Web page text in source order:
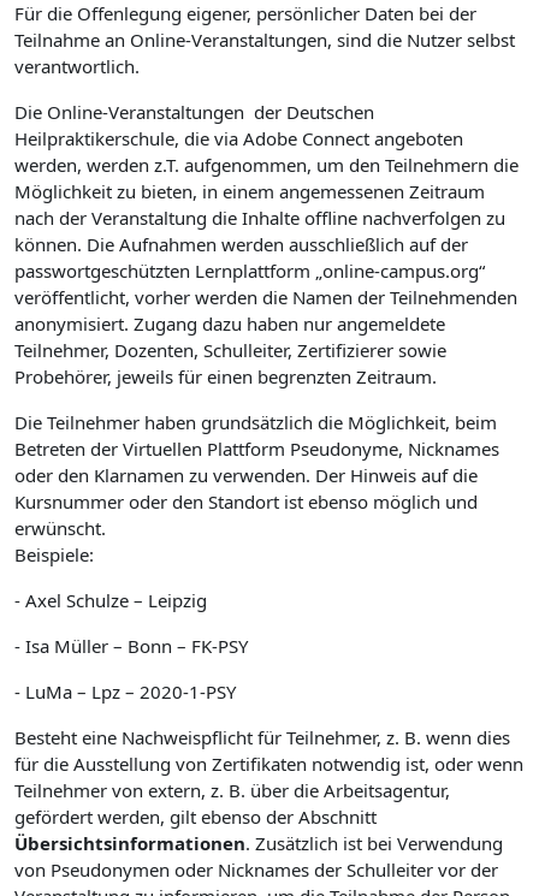
Für die Offenlegung eigener, persönlicher Daten bei der
Teilnahme an Online-Veranstaltungen, sind die Nutzer selbst
verantwortlich.
Die Online-Veranstaltungen der Deutschen
Heilpraktikerschule, die via Adobe Connect angeboten
werden, werden z.T. aufgenommen, um den Teilnehmern die
Möglichkeit zu bieten, in einem angemessenen Zeitraum
nach der Veranstaltung die Inhalte offline nachverfolgen zu
können. Die Aufnahmen werden ausschließlich auf der
passwortgeschützten Lernplattform „online-campus.org“
veröffentlicht, vorher werden die Namen der Teilnehmenden
anonymisiert. Zugang dazu haben nur angemeldete
Teilnehmer, Dozenten, Schulleiter, Zertifizierer sowie
Probehörer, jeweils für einen begrenzten Zeitraum.
Die Teilnehmer haben grundsätzlich die Möglichkeit, beim
Betreten der Virtuellen Plattform Pseudonyme, Nicknames
oder den Klarnamen zu verwenden. Der Hinweis auf die
Kursnummer oder den Standort ist ebenso möglich und
erwünscht.
Beispiele:
- Axel Schulze – Leipzig
- Isa Müller – Bonn – FK-PSY
- LuMa – Lpz – 2020-1-PSY
Besteht eine Nachweispflicht für Teilnehmer, z. B. wenn dies
für die Ausstellung von Zertifikaten notwendig ist, oder wenn
Teilnehmer von extern, z. B. über die Arbeitsagentur,
gefördert werden, gilt ebenso der Abschnitt
Übersichtsinformationen. Zusätzlich ist bei Verwendung
von Pseudonymen oder Nicknames der Schulleiter vor der